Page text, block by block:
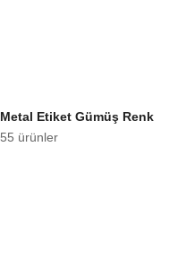
Metal Etiket Gümüş Renk
55 ürünler